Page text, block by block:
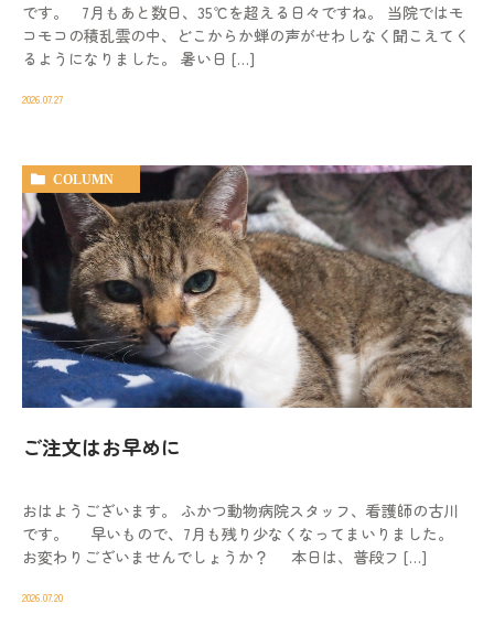
です。 7月もあと数日、35℃を超える日々ですね。 当院ではモ
コモコの積乱雲の中、どこからか蝉の声がせわしなく聞こえてく
るようになりました。 暑い日 […]
2026.07.27
COLUMN
ご注文はお早めに
おはようございます。 ふかつ動物病院スタッフ、看護師の古川
です。 早いもので、7月も残り少なくなってまいりました。
お変わりございませんでしょうか？ 本日は、普段フ […]
2026.07.20